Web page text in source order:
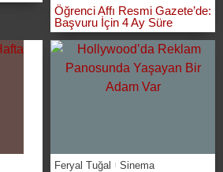
Öğrenci Affı Resmi Gazete’de:
Başvuru İçin 4 Ay Süre
Feryal Tuğal Sinema